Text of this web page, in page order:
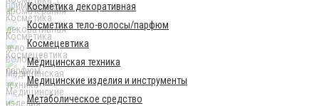
Косметика декоративная
Косметика тело-волосы/парфюм
Космецевтика
Медицинская техника
Медицинские изделия и инструменты
Метаболическое средство